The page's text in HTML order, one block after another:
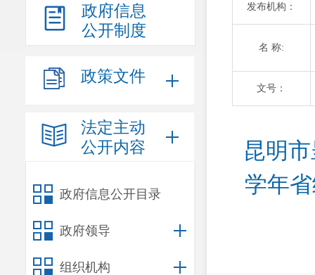
政府信息
公开制度
政策文件
法定主动
公开内容
政府信息公开目录
政府领导
组织机构
发布机构：
名 称:
文号：
昆明
学年